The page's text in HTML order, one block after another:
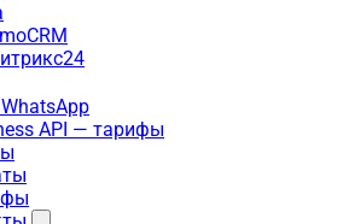
API — тарифы